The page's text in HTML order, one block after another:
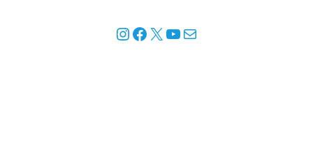
InstagramFacebook X YouTube Mail